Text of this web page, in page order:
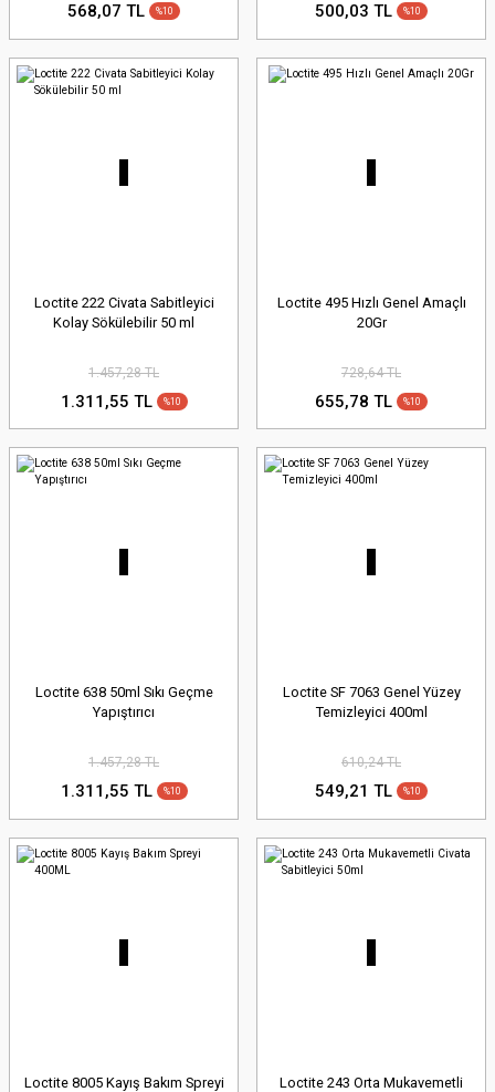
568,07 TL %10 500,03 TL %10
Loctite 222 Civata Sabitleyici
Kolay Sökülebilir 50 ml
1.457,28 TL
1.311,55 TL %10
Loctite 495 Hızlı Genel Amaçlı
20Gr
728,64 TL
655,78 TL %10
Loctite 638 50ml Sıkı Geçme
Yapıştırıcı
1.457,28 TL
1.311,55 TL %10
Loctite SF 7063 Genel Yüzey
Temizleyici 400ml
610,24 TL
549,21 TL %10
Loctite 8005 Kayış Bakım Spreyi
Loctite 243 Orta Mukavemetli